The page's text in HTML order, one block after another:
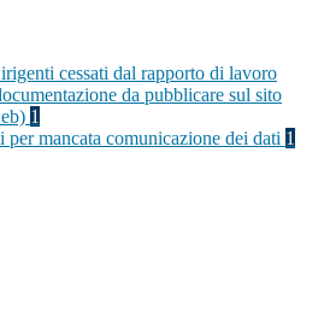
cessati dal rapporto di lavoro
da pubblicare sul sito
1
per mancata comunicazione dei dati 1